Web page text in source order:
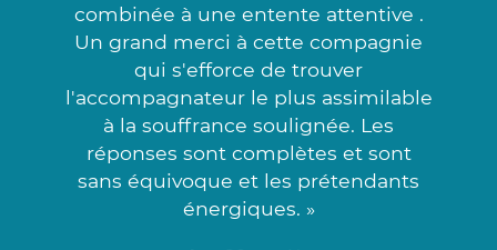
combinée à une entente attentive .
Un grand merci à cette compagnie
qui s'efforce de trouver
l'accompagnateur le plus assimilable
à la souffrance soulignée. Les
réponses sont complètes et sont
sans équivoque et les prétendants
énergiques. »